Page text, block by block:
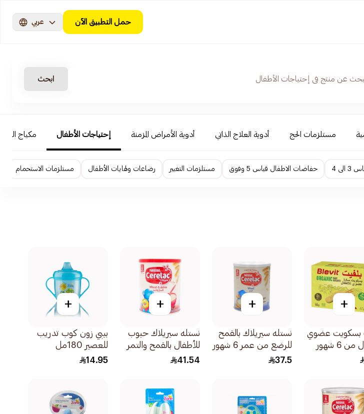
حمل التطبيق الآن عربي
ابحث
مستلزمات الحج أدوية العلاج الذاتي أدوية الأمراض المزمنة إحتياجات الأطفال مكياج الوجه
4 حفاضات الاطفال قياس 5 وفوق مستلزمات التغيير رضاعات ولهايات الأطفال مستلزمات الاستحمام
+
بسكويت عضوي
للأطفال من 6 شهور
+
نستله سيريلاك بالقمح
للرضع من عمر 6 شهور
400جرام
37.5
+
نستله سيريلاك حبوب
للأطفال بالقمح والتمر
400جرام
41.54
+
بيبي زون كوب تدريب
للعصير 180مل
14.95